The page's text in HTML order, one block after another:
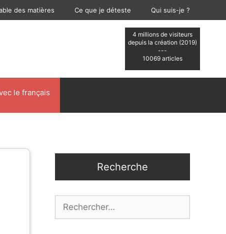
des matières Ce que je déteste Qui suis-je ?
4 millions de visiteurs
depuis la création (2019)
---
10069 articles
le français
Recherche